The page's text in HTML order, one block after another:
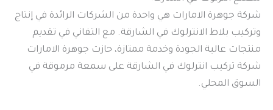
شركة جوهرة الامارات هي واحدة من الشركات الرائدة في إنتاج
وتركيب بلاط الانترلوك في الشارقة. مع التفاني في تقديم
منتجات عالية الجودة وخدمة ممتازة، حازت جوهرة الامارات
شركة تركيب انترلوك في الشارقة على سمعة مرموقة في
السوق المحلي.